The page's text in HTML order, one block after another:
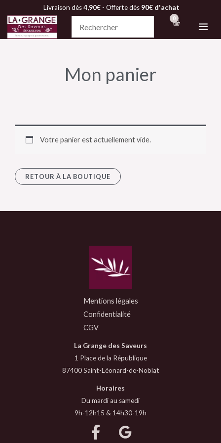
contenu
Livraison dès4,90€- Offerte dès 90€ d'achat
Mon panier
Votre panier est actuellement vide.
RETOUR À LA BOUTIQUE
Mentions légales
Confidentialité
CGV
La Grange des Saveurs
1 Place de la République
87400 Saint-Léonard-de-Noblat
Horaires
Du mardi au samedi
9h-12h15 & 14h30-19h